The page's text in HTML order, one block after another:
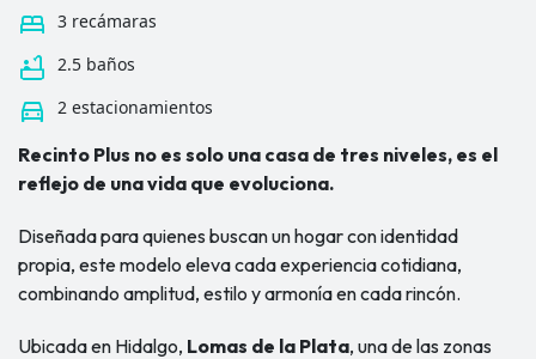
bed 3 recámaras
bathtub 2.5 baños
directions_car 2 estacionamientos
Recinto Plus no es solo una casa de tres niveles, es el
reflejo de una vida que evoluciona.
Diseñada para quienes buscan un hogar con identidad
propia, este modelo eleva cada experiencia cotidiana,
combinando amplitud, estilo y armonía en cada rincón.
Ubicada en Hidalgo, Lomas de la Plata, una de las zonas